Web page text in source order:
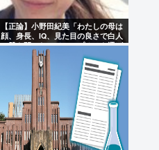
【正論】小野田紀美「わたしの母は
顔、身長、IQ、見た目の良さで白人
に股を開いた。ジャップオスを選ば
なくてわたしの幸せがある」